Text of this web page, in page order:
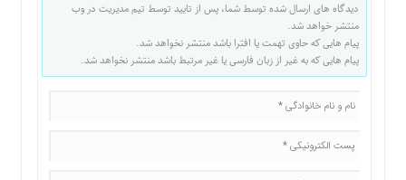
دیدگاه های ارسال شده توسط شما، پس از تایید توسط تیم مدیریت در وب
منتشر خواهد شد.
پیام هایی که حاوی تهمت یا افترا باشد منتشر نخواهد شد.
پیام هایی که به غیر از زبان فارسی یا غیر مرتبط باشد منتشر نخواهد شد.